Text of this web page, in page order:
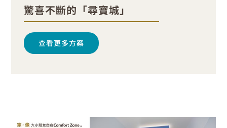
驚喜不斷的「尋寶城」
查看更多方案